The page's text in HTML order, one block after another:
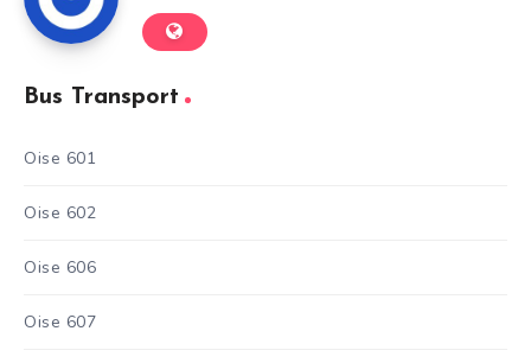
Bus Transport
Oise 601
Oise 602
Oise 606
Oise 607